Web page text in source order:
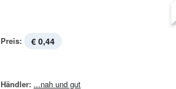
Preis: € 0,44
Händler: ...nah und gut